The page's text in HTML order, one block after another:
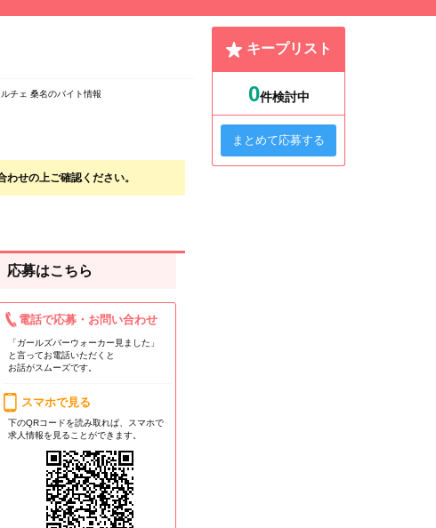
ルチェ 桑名のバイト情報
せの上ご確認ください。
応募はこちら
電話で応募・お問い合わせ
「ガールズバーウォーカー見ました」
と言ってお電話いただくと
お話がスムーズです。
スマホで見る
下のQRコードを読み取れば、スマホで
求人情報を見ることができます。
キープリスト
0件検討中
まとめて応募する